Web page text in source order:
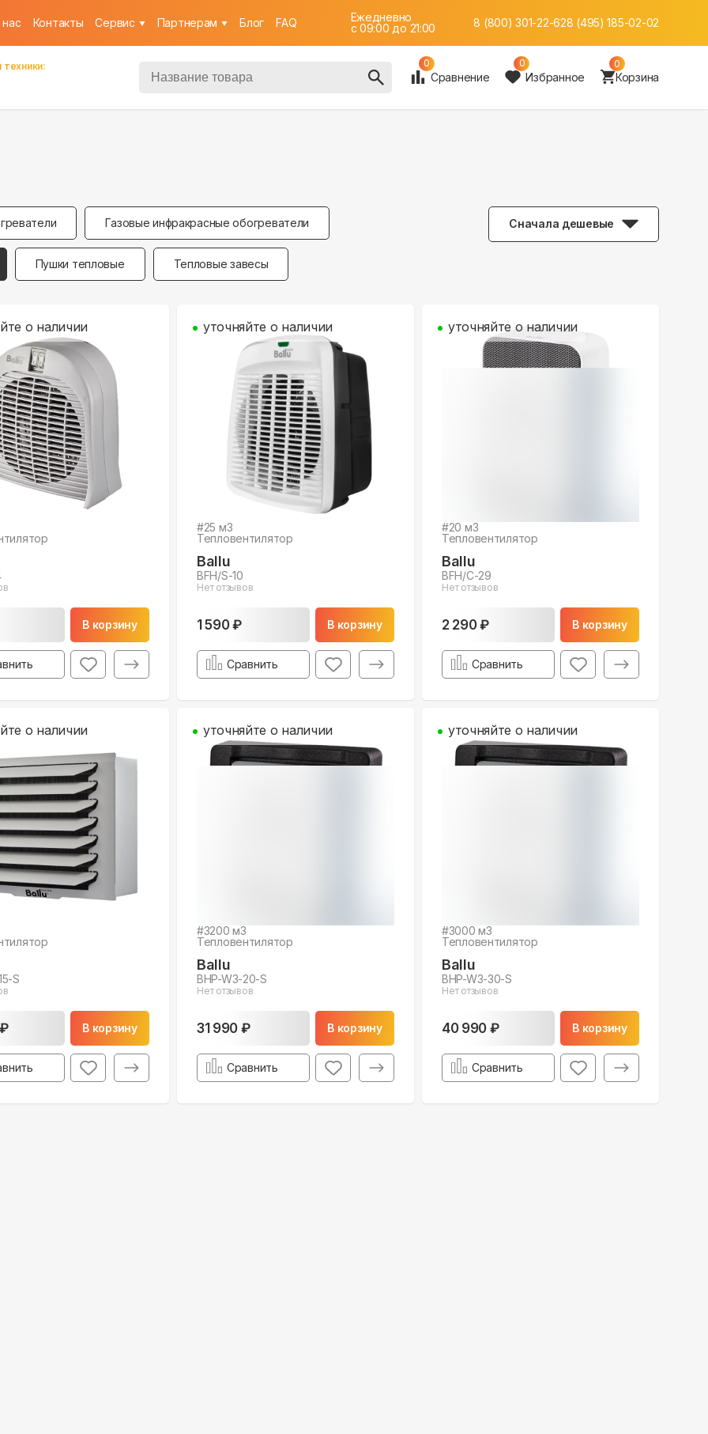
Контакты Cервис Партнерам Блог FAQ
Ежедневно
c 09:00 до 21:00
8 (800) 301-22-628 (495) 185-02-02
0
Сравнение
0
Избранное
0
Корзина
Газовые инфракрасные обогреватели
Пушки тепловые Тепловые завесы
Сначала дешевые
В корзину
о наличии
#25 м3
Тепловентилятор
Ballu
BFH/S-10
Нет отзывов
1 590 ₽ В корзину
уточняйте о наличии
Сравнить
#20 м3
Тепловентилятор
Ballu
BFH/С-29
Нет отзывов
2 290 ₽ В корзину
уточняйте о наличии
Сравнить
S
В корзину
о наличии
#3200 м3
Тепловентилятор
Ballu
BHP-W3-20-S
Нет отзывов
31 990 ₽ В корзину
уточняйте о наличии
Сравнить
#3000 м3
Тепловентилятор
Ballu
BHP-W3-30-S
Нет отзывов
40 990 ₽ В корзину
уточняйте о наличии
Сравнить